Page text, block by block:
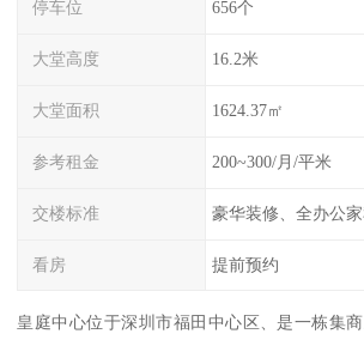
停车位 656个
大堂高度 16.2米
大堂面积 1624.37㎡
参考租金 200~300/月/平米
交楼标准
看房 提前预约
皇庭中心位于深圳市福田中心区、是一栋集